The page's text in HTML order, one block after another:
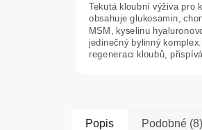
Tekutá kloubní výživa pro
obsahuje glukosamin,
MSM, kyselinu
jedinečný bylinný
regeneraci kloubů,
Popis Podobné (8)